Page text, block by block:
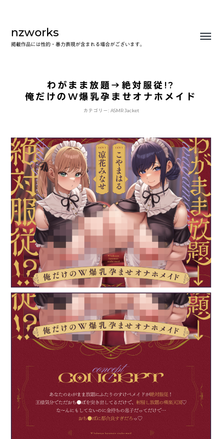
nzworks
掲載作品には性的・暴力表現が含まれる場合がございます。
わがまま放題→絶対服従!?
俺だけのW爆乳孕ませオナホメイド
カテゴリー: ASMR Jacket